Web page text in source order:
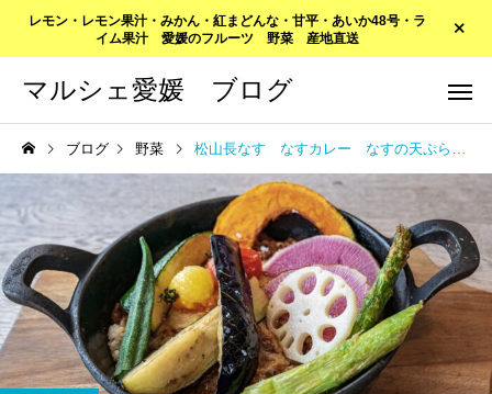
レモン・レモン果汁・みかん・紅まどんな・甘平・あいか48号・ラ
イム果汁 愛媛のフルーツ 野菜 産地直送
マルシェ愛媛 ブログ
ブログ 野菜 松山長なす なすカレー なすの天ぷら 茄子豚丼 茄子の煮びたし 愛媛